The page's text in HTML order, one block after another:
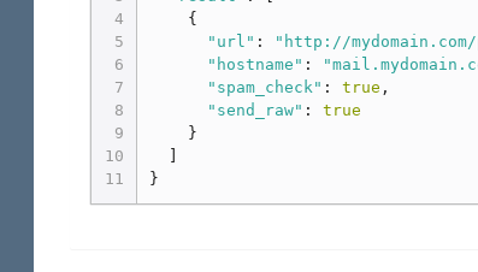
4
5
6
7
8
9
10
11
{
"url" : "http://
"hostname" :
"spam_check" : true ,
"send_raw" :
true
}
}